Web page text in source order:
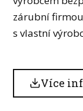
zárubní
s vlastní
Více